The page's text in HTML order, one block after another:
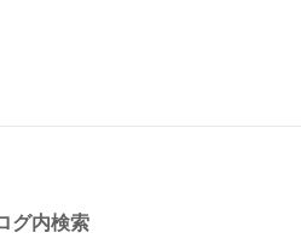
グ内検索